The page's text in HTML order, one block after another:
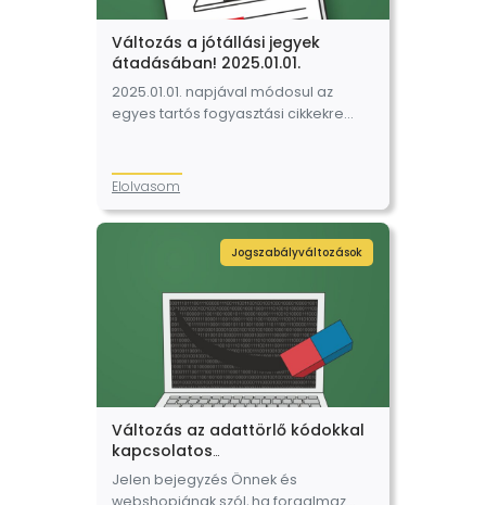
Változás a jótállási jegyek
átadásában! 2025.01.01.
2025.01.01. napjával módosul az
egyes tartós fogyasztási cikkekre
változások a jótállási jegyek
érintik. Az alábbiakban összefoglaljuk
Elolvasom
Jogszabályváltozások
Változás az adattörlő kódokkal
kapcsolatos
kötelezettségekben – 2024.08.21.
Jelen bejegyzés Önnek és